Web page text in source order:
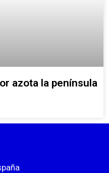
azota la península